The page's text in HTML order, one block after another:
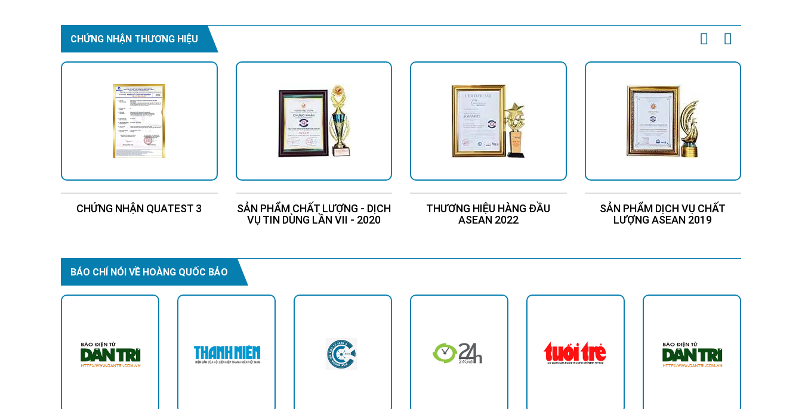
CHỨNG NHẬN THƯƠNG HIỆU
CHỨNG NHẬN QUATEST 3
SẢN PHẨM CHẤT LƯỢNG - DỊCH
VỤ TIN DÙNG LẦN VII - 2020
THƯƠNG HIỆU HÀNG ĐẦU
ASEAN 2022
SẢN PHẨM DỊCH VỤ CHẤT
LƯỢNG ASEAN 2019
BÁO CHÍ NÓI VỀ HOÀNG QUỐC BẢO